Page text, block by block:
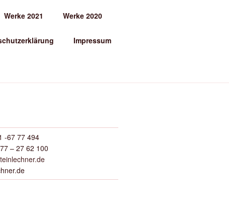
Werke 2021 Werke 2020
Impressum
-67 77 494
– 27 62 100